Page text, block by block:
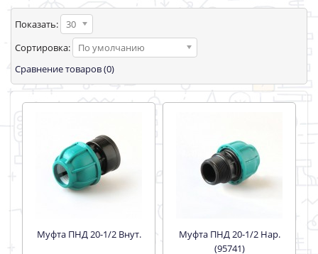
Показать:
30
Сортировка:
По умолчанию
Сравнение товаров (0)
Муфта ПНД 20-1/2 Внут.
Муфта ПНД 20-1/2 Нар.
(95741)